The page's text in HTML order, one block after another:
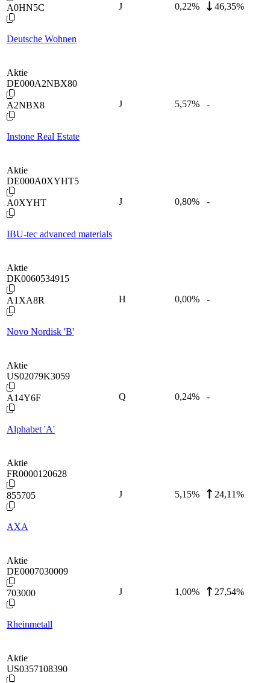
A0HN5C
Deutsche Wohnen
J 0,22% 46,35%
Aktie
DE000A2NBX80
A2NBX8
Instone Real Estate
J 5,57% -
Aktie
DE000A0XYHT5
A0XYHT
IBU-tec advanced materials
J 0,80% -
Aktie
DK0060534915
A1XA8R
Novo Nordisk 'B'
H 0,00% -
Aktie
US02079K3059
A14Y6F
Alphabet 'A'
Q 0,24% -
Aktie
FR0000120628
855705
AXA
J 5,15% 24,11%
Aktie
DE0007030009
703000
Rheinmetall
J 1,00% 27,54%
Aktie
US0357108390